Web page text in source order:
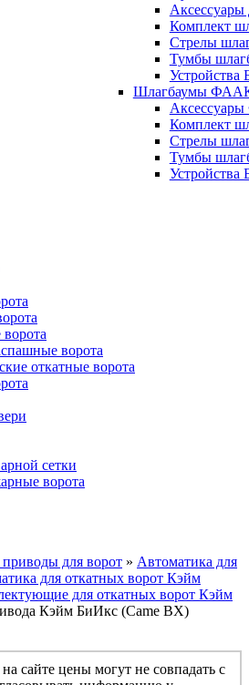
Комплект
Стрелы
Тумбы
Устройства
Шлагбаумы ФААК
Комплект
Стрелы
Тумбы
ворота
откатные ворота
сетки
ворота
для ворот » Автоматика для
для откатных ворот Кэйм
для откатных ворот Кэйм
Кэйм БиИкс (Came BX)
сайте цены могут не совпадать с